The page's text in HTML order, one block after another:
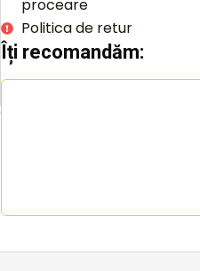
proceare
Politica de retur
Îți recomandăm: